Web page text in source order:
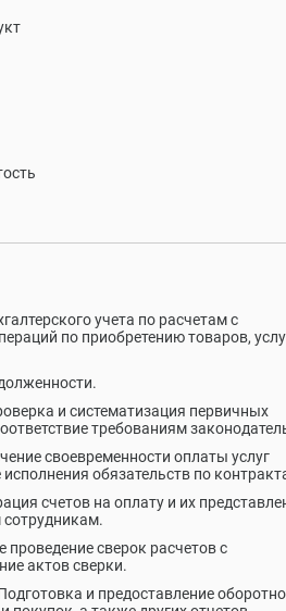
учета по расчетам с
по приобретению товаров,
и систематизация первичных
требованиям
своевременности оплаты услуг
обязательств по
счетов на оплату и их
проведение сверок расчетов с
актов сверки.
и предоставление